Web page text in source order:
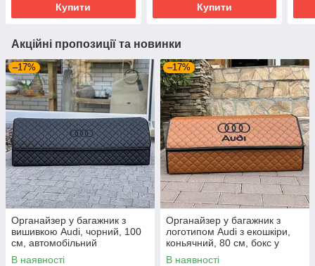
Купити Купити
Акційні пропозиції та новинки
–17%
Органайзер у багажник з
вишивкою Audi, чорний, 100
см, автомобільний
органайзер в авто
В наявності
–17%
Органайзер у багажник з
логотипом Audi з екошкіри,
коньячний, 80 см, бокс у
багажник
В наявності